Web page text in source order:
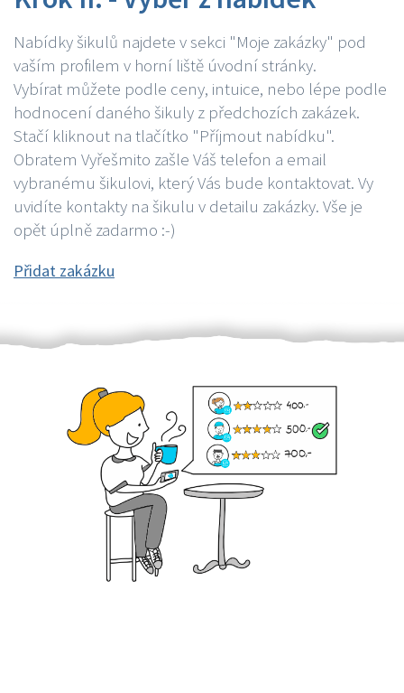
Nabídky šikulů najdete v sekci "Moje zakázky" pod
vaším profilem v horní liště úvodní stránky.
Vybírat můžete podle ceny, intuice, nebo lépe podle
hodnocení daného šikuly z předchozích zakázek.
Stačí kliknout na tlačítko "Příjmout nabídku".
Obratem Vyřešmito zašle Váš telefon a email
vybranému šikulovi, který Vás bude kontaktovat. Vy
uvidíte kontakty na šikulu v detailu zakázky. Vše je
opět úplně zadarmo :-)
Přidat zakázku